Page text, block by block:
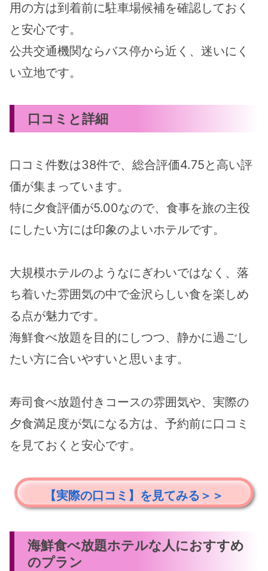
用の方は到着前に駐車場候補を確認しておく
と安心です。
公共交通機関ならバス停から近く、迷いにく
い立地です。
口コミと詳細
口コミ件数は38件で、総合評価4.75と高い評
価が集まっています。
特に夕食評価が5.00なので、食事を旅の主役
にしたい方には印象のよいホテルです。
大規模ホテルのようなにぎわいではなく、落
ち着いた雰囲気の中で金沢らしい食を楽しめ
る点が魅力です。
海鮮食べ放題を目的にしつつ、静かに過ごし
たい方に合いやすいと思います。
寿司食べ放題付きコースの雰囲気や、実際の
夕食満足度が気になる方は、予約前に口コミ
を見ておくと安心です。
【実際の口コミ】を見てみる＞＞
海鮮食べ放題ホテルな人におすすめ
のプラン